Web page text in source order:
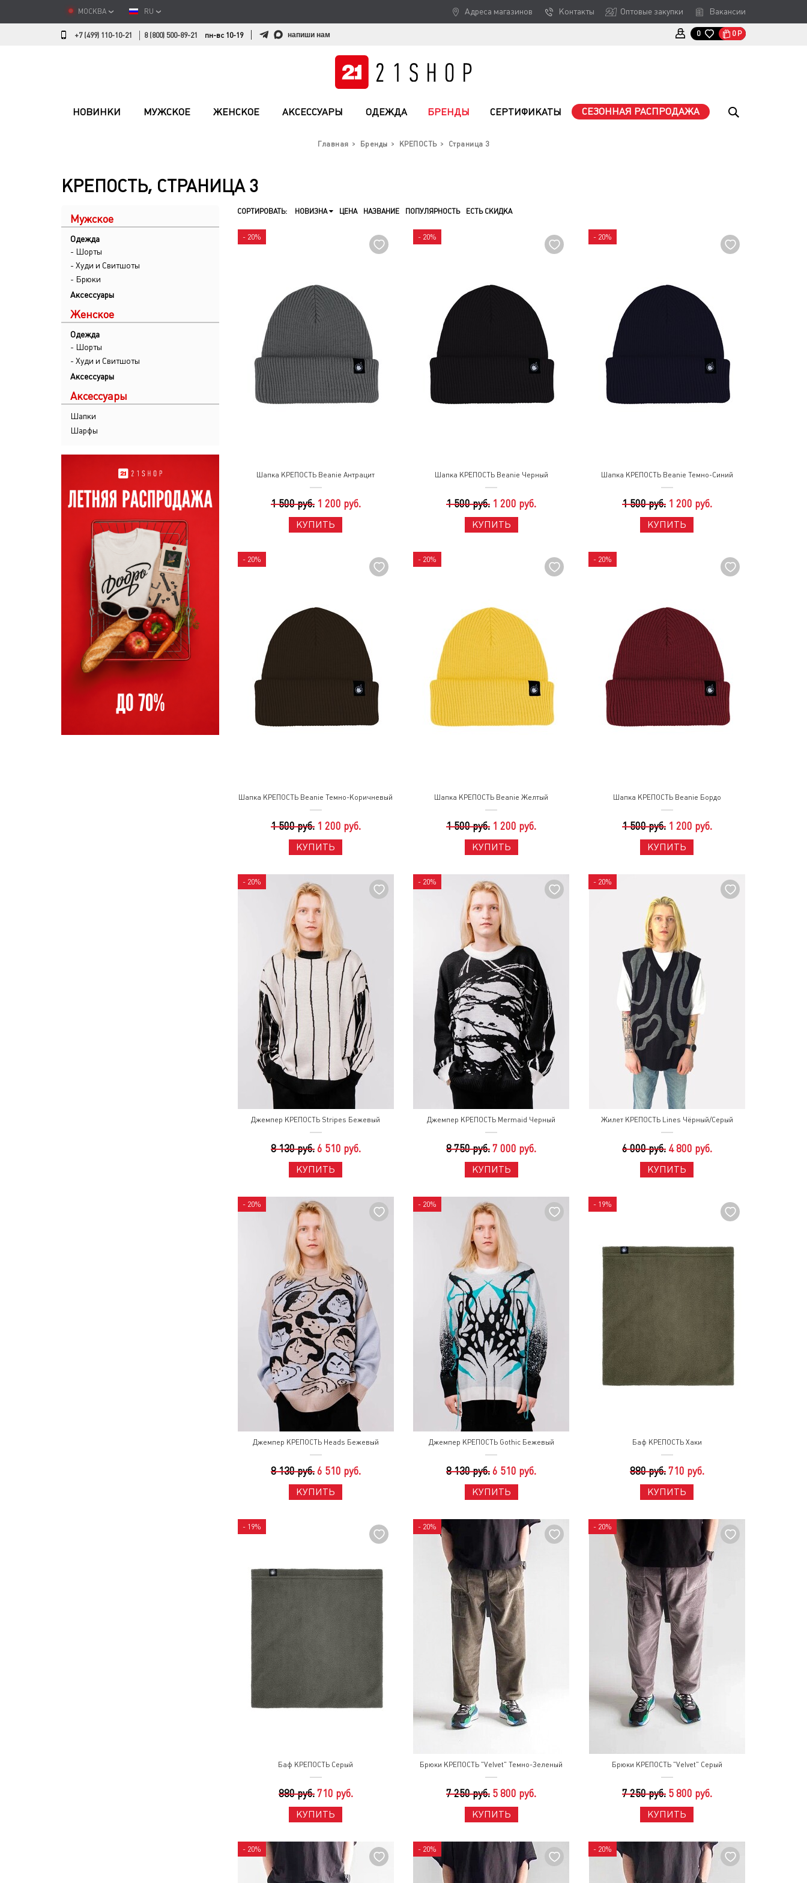
МОСКВА RU Адреса магазинов Контакты Оптовые закупки Вакансии
+7 (499) 110-10-21 8 (800) 500-89-21 пн-вс 10-19 напиши нам 0 0 Р
НОВИНКИ МУЖСКОЕ ЖЕНСКОЕ АКСЕССУАРЫ ОДЕЖДА БРЕНДЫ СЕРТИФИКАТЫ СЕЗОННАЯ РАСПРОДАЖА
Главная Бренды КРЕПОСТЬ Страница 3
КРЕПОСТЬ, СТРАНИЦА 3
Мужское
Одежда
- Шорты
- Худи и Свитшоты
- Брюки
Аксессуары
Женское
Одежда
- Шорты
- Худи и Свитшоты
Аксессуары
Аксессуары
Шапки
Шарфы
СОРТИРОВАТЬ: НОВИЗНА ЦЕНА НАЗВАНИЕ ПОПУЛЯРНОСТЬ ЕСТЬ СКИДКА
- 20%
Шапка КРЕПОСТЬ Beanie Антрацит
1 500 руб. 1 200 руб.
КУПИТЬ
- 20%
Шапка КРЕПОСТЬ Beanie Черный
1 500 руб. 1 200 руб.
КУПИТЬ
- 20%
Шапка КРЕПОСТЬ Beanie Темно-Синий
1 500 руб. 1 200 руб.
КУПИТЬ
- 20%
Шапка КРЕПОСТЬ Beanie Темно-Коричневый
1 500 руб. 1 200 руб.
КУПИТЬ
- 20%
Шапка КРЕПОСТЬ Beanie Желтый
1 500 руб. 1 200 руб.
КУПИТЬ
- 20%
Шапка КРЕПОСТЬ Beanie Бордо
1 500 руб. 1 200 руб.
КУПИТЬ
- 20%
Джемпер КРЕПОСТЬ Stripes Бежевый
8 130 руб. 6 510 руб.
КУПИТЬ
- 20%
Джемпер КРЕПОСТЬ Mermaid Черный
8 750 руб. 7 000 руб.
КУПИТЬ
- 20%
Жилет КРЕПОСТЬ Lines Чёрный/Серый
6 000 руб. 4 800 руб.
КУПИТЬ
- 20%
Джемпер КРЕПОСТЬ Heads Бежевый
8 130 руб. 6 510 руб.
КУПИТЬ
- 20%
Джемпер КРЕПОСТЬ Gothic Бежевый
8 130 руб. 6 510 руб.
КУПИТЬ
- 19%
Баф КРЕПОСТЬ Хаки
880 руб. 710 руб.
КУПИТЬ
- 19%
Баф КРЕПОСТЬ Серый
880 руб. 710 руб.
КУПИТЬ
- 20%
Брюки КРЕПОСТЬ "Velvet" Темно-Зеленый
7 250 руб. 5 800 руб.
КУПИТЬ
- 20%
Брюки КРЕПОСТЬ "Velvet" Серый
7 250 руб. 5 800 руб.
КУПИТЬ
- 20% - 20% - 20%